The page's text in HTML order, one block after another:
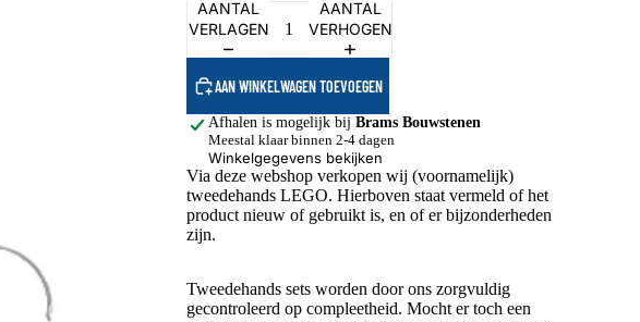
AANTAL
VERLAGEN
AANTAL
VERHOGEN
AAN WINKELWAGEN TOEVOEGEN
Afhalen is mogelijk bij Brams Bouwstenen
Meestal klaar binnen 2-4 dagen
Winkelgegevens bekijken
Via deze webshop verkopen wij (voornamelijk)
tweedehands LEGO. Hierboven staat vermeld of het
product nieuw of gebruikt is, en of er bijzonderheden
zijn.
Tweedehands sets worden door ons zorgvuldig
gecontroleerd op compleetheid. Mocht er toch een